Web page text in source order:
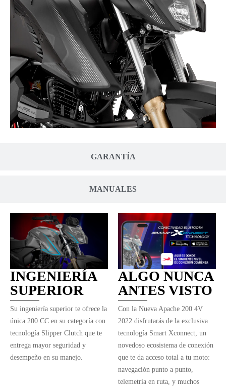
GARANTÍA
MANUALES
INGENIERÍA
SUPERIOR
Su ingeniería superior te ofrece la
única 200 CC en su categoría con
tecnología Slipper Clutch que te
entrega mayor seguridad y
desempeño en su manejo.
ALGO NUNCA
ANTES VISTO
Con la Nueva Apache 200 4V
2022 disfrutarás de la exclusiva
tecnología Smart Xconnect, un
novedoso ecosistema de conexión
que te da acceso total a tu moto:
navegación punto a punto,
telemetría en ruta, y muchos